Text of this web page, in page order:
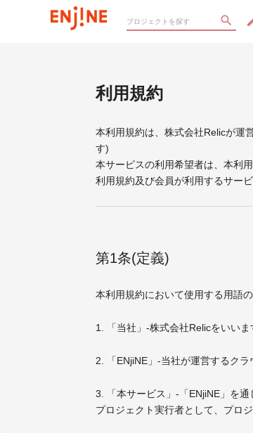
利用規約
本利用規約は、株式会社Relicが運
す)
本サービスの利用希望者は、本利
利用規約及び会員が利用するサー
第1条(定義)
本利用規約において使用する用語
1. 「当社」-株式会社Relicをいいま
2. 「ENjiNE」-当社が運営するク
3. 「本サービス」-「ENjiNE」を
プロジェクト実行者として、プロ